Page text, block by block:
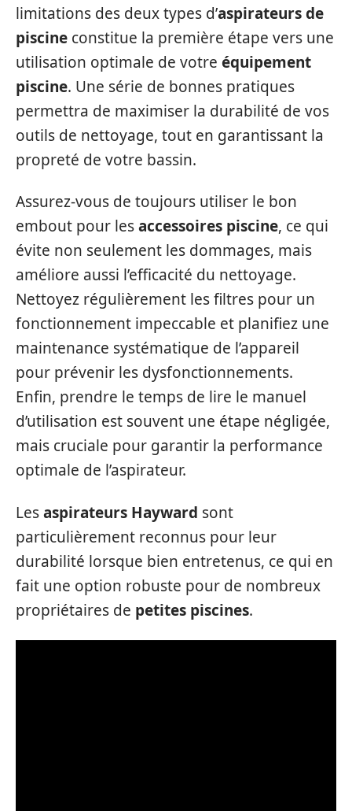
limitations des deux types d’aspirateurs de
piscine constitue la première étape vers une
utilisation optimale de votre équipement
piscine. Une série de bonnes pratiques
permettra de maximiser la durabilité de vos
outils de nettoyage, tout en garantissant la
propreté de votre bassin.
Assurez-vous de toujours utiliser le bon
embout pour lesaccessoires piscine, ce qui
évite non seulement les dommages, mais
améliore aussi l’efficacité du nettoyage.
Nettoyez régulièrement les filtres pour un
fonctionnement impeccable et planifiez une
maintenance systématique de l’appareil
pour prévenir les dysfonctionnements.
Enfin, prendre le temps de lire le manuel
d’utilisation est souvent une étape négligée,
mais cruciale pour garantir la performance
optimale de l’aspirateur.
Lesaspirateurs Hayward sont
particulièrement reconnus pour leur
durabilité lorsque bien entretenus, ce qui en
fait une option robuste pour de nombreux
propriétaires de petites piscines.